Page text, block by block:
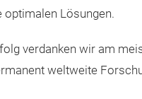
optimalen Lösungen.
verdanken wir am
weltweite